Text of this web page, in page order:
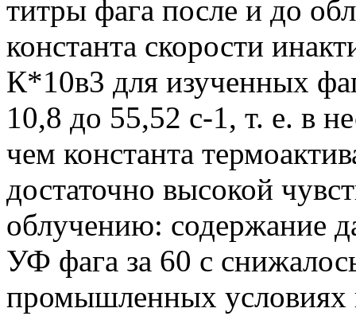
титры фага после и до
константа скорости
К*10в3 для изученных
10,8 до 55,52 с-1, т. е. в
чем константа
достаточно высокой
облучению: содержание
УФ фага за 60 с
промышленных условиях